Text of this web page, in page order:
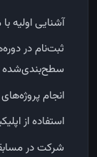
آشنایی اولیه
ثبت‌نام در
سطح‌بندی‌شده
انجام
استفاده از
شرکت در